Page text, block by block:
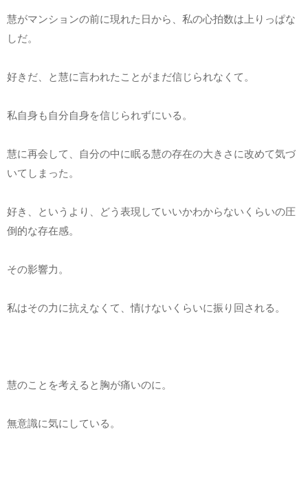
慧がマンションの前に現れた日から、私の心拍数は上りっぱな
しだ。
好きだ、と慧に言われたことがまだ信じられなくて。
私自身も自分自身を信じられずにいる。
慧に再会して、自分の中に眠る慧の存在の大きさに改めて気づ
いてしまった。
好き、というより、どう表現していいかわからないくらいの圧
倒的な存在感。
その影響力。
私はその力に抗えなくて、情けないくらいに振り回される。
慧のことを考えると胸が痛いのに。
無意識に気にしている。